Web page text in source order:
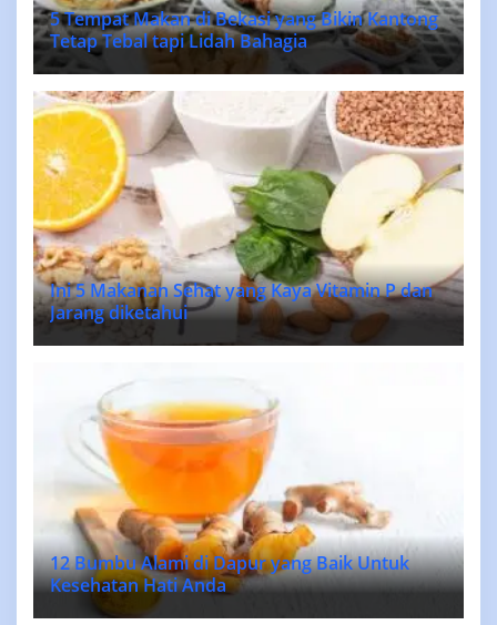
5 Tempat Makan di Bekasi yang Bikin Kantong
Tetap Tebal tapi Lidah Bahagia
Ini 5 Makanan Sehat yang Kaya Vitamin P dan
Jarang diketahui
12 Bumbu Alami di Dapur yang Baik Untuk
Kesehatan Hati Anda